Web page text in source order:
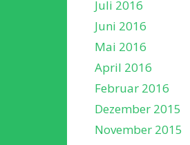
Juli 2016
Juni 2016
Mai 2016
April 2016
Februar 2016
Dezember 2015
November 2015